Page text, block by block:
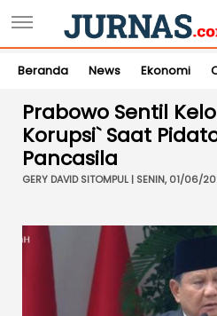
Beranda News Ekonomi
Prabowo Sentil
Korupsi` Saat
Pancasila
GERY DAVID SITOMPUL | SENIN, 01/06/